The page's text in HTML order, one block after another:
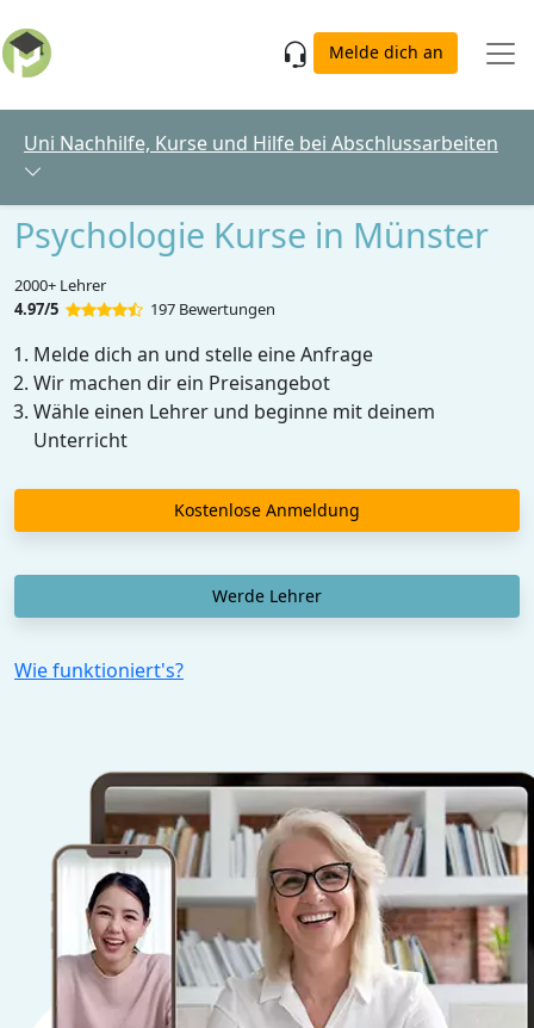
Melde dich an
Uni Nachhilfe, Kurse und Hilfe bei Abschlussarbeiten
Psychologie Kurse in Münster
2000+ Lehrer
4.97/5
197 Bewertungen
Melde dich an und stelle eine Anfrage
Wir machen dir ein Preisangebot
Wähle einen Lehrer und beginne mit deinem
Unterricht
Kostenlose Anmeldung
Werde Lehrer
Wie funktioniert's?